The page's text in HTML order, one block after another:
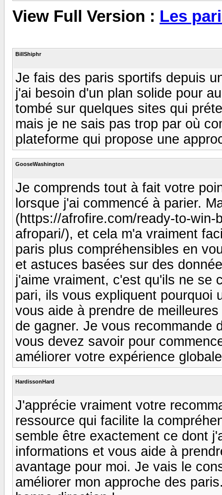
View Full Version : Les
BillShiphr
Je fais des paris sportifs depuis
j'ai besoin d'un plan solide pour
tombé sur quelques sites qui
mais je ne sais pas trop par où
plateforme qui propose une
GooseWashington
Je comprends tout à fait votre
lorsque j'ai commencé à parier.
(https://afrofire.com/ready-to-
afropari/), et cela m'a vraiment
paris plus compréhensibles en
et astuces basées sur des
j'aime vraiment, c'est qu'ils ne se
pari, ils vous expliquent pourquoi
vous aide à prendre de
de gagner. Je vous recommande
vous devez savoir pour
améliorer votre expérience
HardissonHard
J'apprécie vraiment votre
ressource qui facilite la
semble être exactement ce dont
informations et vous aide à
avantage pour moi. Je vais le
améliorer mon approche des